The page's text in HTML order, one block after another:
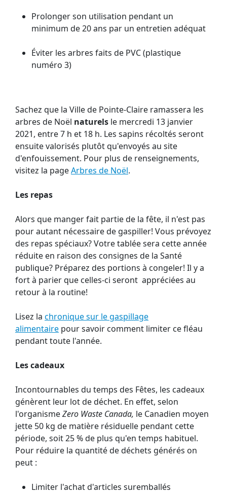
Prolonger son utilisation pendant un
minimum de 20 ans par un entretien adéquat
Éviter les arbres faits de PVC (plastique
numéro 3)
Sachez que la Ville de Pointe-Claire ramassera les
arbres de Noël naturels le mercredi 13 janvier
2021, entre 7 h et 18 h. Les sapins récoltés seront
ensuite valorisés plutôt qu'envoyés au site
d'enfouissement. Pour plus de renseignements,
visitez la pageArbres de Noël.
Les repas
Alors que manger fait partie de la fête, il n'est pas
pour autant nécessaire de gaspiller! Vous prévoyez
des repas spéciaux? Votre tablée sera cette année
réduite en raison des consignes de la Santé
publique? Préparez des portions à congeler! Il y a
fort à parier que celles-ci seront appréciées au
retour à la routine!
Lisez la chronique sur le gaspillage
alimentaire pour savoir comment limiter ce fléau
pendant toute l'année.
Les cadeaux
Incontournables du temps des Fêtes, les cadeaux
génèrent leur lot de déchet. En effet, selon
l'organismeZero Waste Canada, le Canadien moyen
jette 50 kg de matière résiduelle pendant cette
période, soit 25 % de plus qu'en temps habituel.
Pour réduire la quantité de déchets générés on
peut :
Limiter l'achat d'articles suremballés